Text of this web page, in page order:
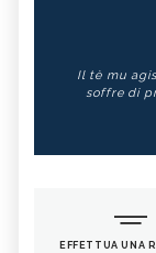
Il tè mu
soffre di
EFFETTUA UNA